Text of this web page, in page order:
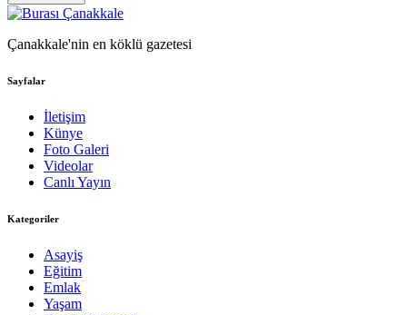
Çanakkale'nin en köklü gazetesi
Sayfalar
İletişim
Künye
Foto Galeri
Videolar
Canlı Yayın
Kategoriler
Asayiş
Eğitim
Emlak
Yaşam